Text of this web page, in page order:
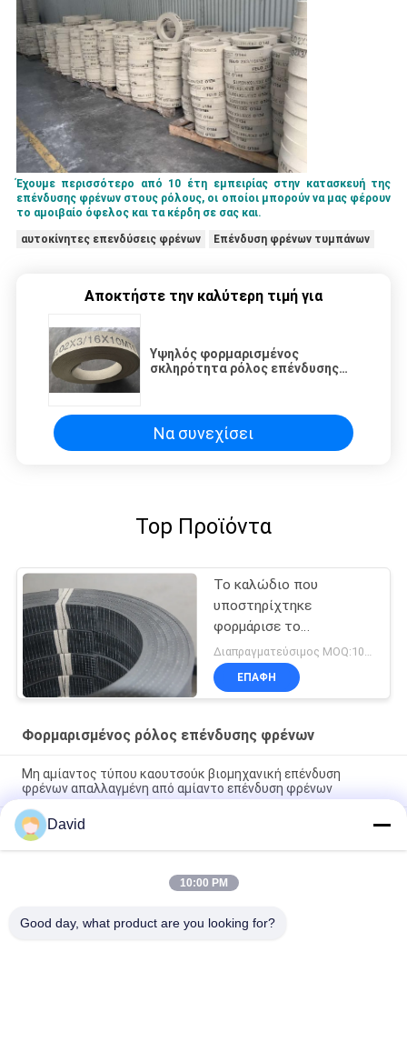
Έχουμε περισσότερο από 10 έτη εμπειρίας στην κατασκευή της
επένδυσης φρένων στους ρόλους, οι οποίοι μπορούν να μας φέρουν
το αμοιβαίο όφελος και τα κέρδη σε σας και.
αυτοκίνητες επενδύσεις φρένων Επένδυση φρένων τυμπάνων
Αποκτήστε την καλύτερη τιμή για
Υψηλός φορμαρισμένος
σκληρότητα ρόλος επένδυσης
Να συνεχίσει
Top Προϊόντα
Το καλώδιο που
υποστηρίχτηκε
φορμάρισε το
λαστιχένιο υλικό
επένδυσης φρένων με
την υψηλή αντοχή
Διαπραγματεύσιμος MOQ:1000 κλ
ΕΠΑΦΉ
Φορμαρισμένος ρόλος επένδυσης φρένων
Μη αμίαντος τύπου καουτσούκ βιομηχανική επένδυση
φρένων απαλλαγμένη από αμίαντο επένδυση φρένων
Μη φορμαρισμένη αμίαντος φρένων επένδυσης υφαμένη
ρόλος τριβής επένδυσης υλική επένδυση φρένων αμιάντων
ελεύθερη
Φορμαρισμένη υψηλή επίδοση φρένων επένδυση φρένων
David
10:00 PM
Good day, what product are you looking for?